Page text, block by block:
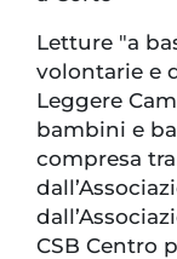
Letture "a
volontarie e
Leggere
bambini e
compresa
CSB Centro